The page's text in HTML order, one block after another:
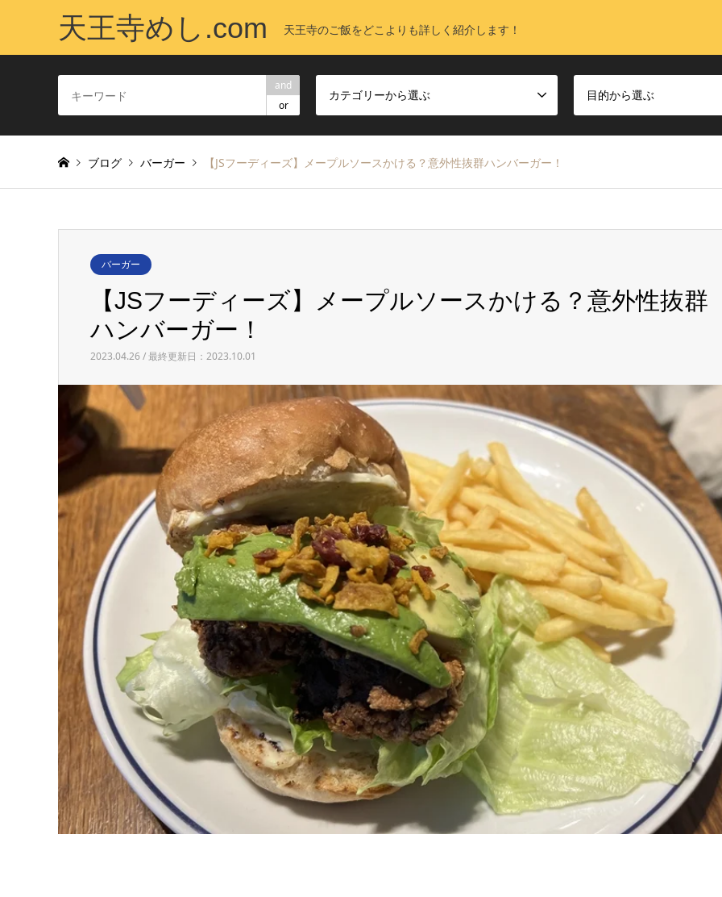
天王寺めし.com 天王寺のご飯をどこよりも詳しく紹介します！
and
or
カテゴリーから選ぶ 目的から選ぶ
ブログ バーガー 【JSフーディーズ】メープルソースかける？意外性抜群ハンバーガー！
バーガー
【JSフーディーズ】メープルソースかける？意外性抜群
ハンバーガー！
2023.04.26 / 最終更新日：2023.10.01